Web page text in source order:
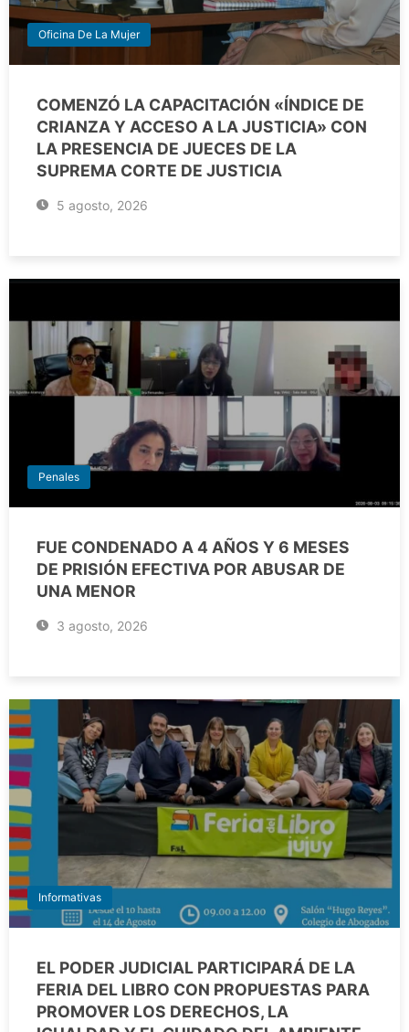
Oficina De La Mujer
COMENZÓ LA CAPACITACIÓN «ÍNDICE DE
CRIANZA Y ACCESO A LA JUSTICIA» CON
LA PRESENCIA DE JUECES DE LA
SUPREMA CORTE DE JUSTICIA
5 agosto, 2026
Penales
FUE CONDENADO A 4 AÑOS Y 6 MESES
DE PRISIÓN EFECTIVA POR ABUSAR DE
UNA MENOR
3 agosto, 2026
Informativas
EL PODER JUDICIAL PARTICIPARÁ DE LA
FERIA DEL LIBRO CON PROPUESTAS PARA
PROMOVER LOS DERECHOS, LA